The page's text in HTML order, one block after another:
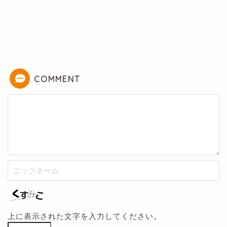
COMMENT
上に表示された文字を入力してください。